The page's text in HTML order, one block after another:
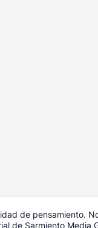
de pensamiento.
de Sarmiento